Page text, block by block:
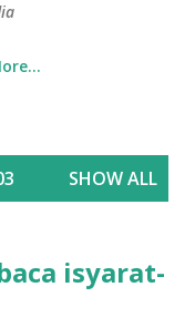
SHOW ALL
isyarat-